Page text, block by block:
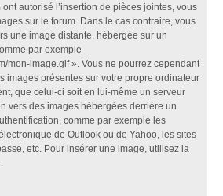
autorisé l’insertion de pièces jointes, vous
sur le forum. Dans le cas contraire, vous
une image distante, hébergée sur un
par exemple
mon-image.gif ». Vous ne pourrez cependant
images présentes sur votre propre ordinateur
que celui-ci soit en lui-même un serveur
vers des images hébergées derrière un
comme par exemple les
de Outlook ou de Yahoo, les sites
etc. Pour insérer une image, utilisez la